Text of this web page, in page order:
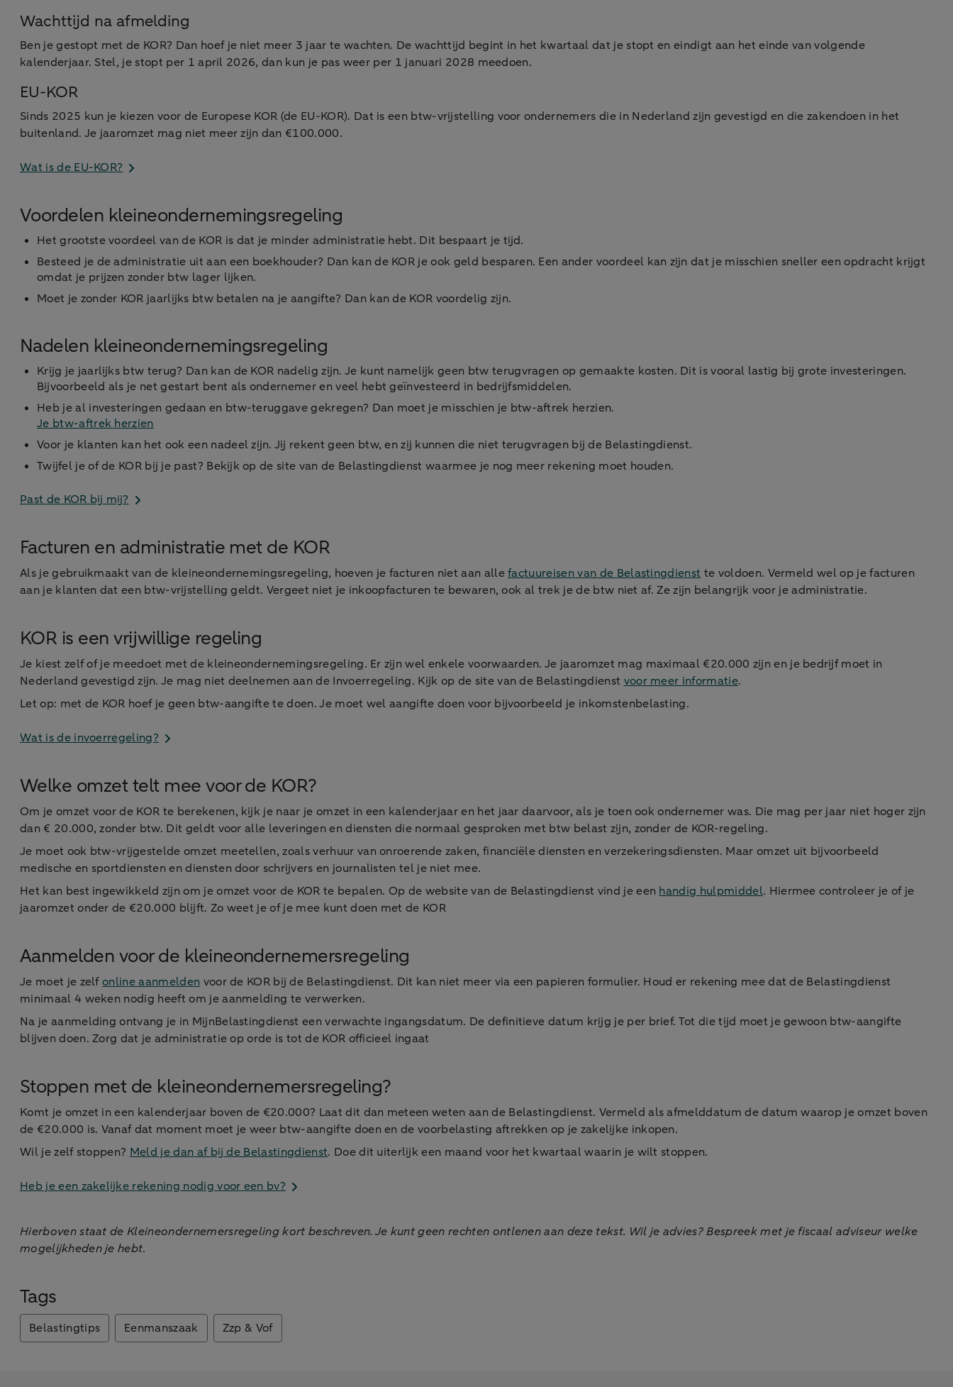
Wachttijd na afmelding
Ben je gestopt met de KOR? Dan hoef je niet meer 3 jaar te wachten. De wachttijd begint in het kwartaal dat je stopt en eindigt aan het einde van volgende
kalenderjaar. Stel, je stopt per 1 april 2026, dan kun je pas weer per 1 januari 2028 meedoen.
EU-KOR
Sinds 2025 kun je kiezen voor de Europese KOR (de EU-KOR). Dat is een btw-vrijstelling voor ondernemers die in Nederland zijn gevestigd en die zakendoen in het
buitenland. Je jaaromzet mag niet meer zijn dan €100.000.
Wat is de EU-KOR?
Voordelen kleineondernemingsregeling
Het grootste voordeel van de KOR is dat je minder administratie hebt. Dit bespaart je tijd.
Besteed je de administratie uit aan een boekhouder? Dan kan de KOR je ook geld besparen. Een ander voordeel kan zijn dat je misschien sneller een opdracht krijgt
omdat je prijzen zonder btw lager lijken.
Moet je zonder KOR jaarlijks btw betalen na je aangifte? Dan kan de KOR voordelig zijn.
Nadelen kleineondernemingsregeling
Krijg je jaarlijks btw terug? Dan kan de KOR nadelig zijn. Je kunt namelijk geen btw terugvragen op gemaakte kosten. Dit is vooral lastig bij grote investeringen.
Bijvoorbeeld als je net gestart bent als ondernemer en veel hebt geïnvesteerd in bedrijfsmiddelen.
Heb je al investeringen gedaan en btw-teruggave gekregen? Dan moet je misschien je btw-aftrek herzien.
Je btw-aftrek herzien
Voor je klanten kan het ook een nadeel zijn. Jij rekent geen btw, en zij kunnen die niet terugvragen bij de Belastingdienst.
Twijfel je of de KOR bij je past? Bekijk op de site van de Belastingdienst waarmee je nog meer rekening moet houden.
Past de KOR bij mij?
Facturen en administratie met de KOR
Als je gebruikmaakt van de kleineondernemingsregeling, hoeven je facturen niet aan allefactuureisen van de Belastingdienst te voldoen. Vermeld wel op je facturen
aan je klanten dat een btw-vrijstelling geldt. Vergeet niet je inkoopfacturen te bewaren, ook al trek je de btw niet af. Ze zijn belangrijk voor je administratie.
KOR is een vrijwillige regeling
Je kiest zelf of je meedoet met de kleineondernemingsregeling. Er zijn wel enkele voorwaarden. Je jaaromzet mag maximaal €20.000 zijn en je bedrijf moet in
Nederland gevestigd zijn. Je mag niet deelnemen aan de Invoerregeling. Kijk op de site van de Belastingdienst voor meer informatie.
Let op: met de KOR hoef je geen btw-aangifte te doen. Je moet wel aangifte doen voor bijvoorbeeld je inkomstenbelasting.
Wat is de invoerregeling?
Welke omzet telt mee voor de KOR?
Om je omzet voor de KOR te berekenen, kijk je naar je omzet in een kalenderjaar en het jaar daarvoor, als je toen ook ondernemer was. Die mag per jaar niet hoger zijn
dan € 20.000, zonder btw. Dit geldt voor alle leveringen en diensten die normaal gesproken met btw belast zijn, zonder de KOR-regeling.
Je moet ook btw-vrijgestelde omzet meetellen, zoals verhuur van onroerende zaken, financiële diensten en verzekeringsdiensten. Maar omzet uit bijvoorbeeld
medische en sportdiensten en diensten door schrijvers en journalisten tel je niet mee.
Het kan best ingewikkeld zijn om je omzet voor de KOR te bepalen. Op de website van de Belastingdienst vind je een handig hulpmiddel. Hiermee controleer je of je
jaaromzet onder de €20.000 blijft. Zo weet je of je mee kunt doen met de KOR
Aanmelden voor de kleineondernemersregeling
Je moet je zelfonline aanmelden voor de KOR bij de Belastingdienst. Dit kan niet meer via een papieren formulier. Houd er rekening mee dat de Belastingdienst
minimaal 4 weken nodig heeft om je aanmelding te verwerken.
Na je aanmelding ontvang je in MijnBelastingdienst een verwachte ingangsdatum. De definitieve datum krijg je per brief. Tot die tijd moet je gewoon btw-aangifte
blijven doen. Zorg dat je administratie op orde is tot de KOR officieel ingaat
Stoppen met de kleineondernemersregeling?
Komt je omzet in een kalenderjaar boven de €20.000? Laat dit dan meteen weten aan de Belastingdienst. Vermeld als afmelddatum de datum waarop je omzet boven
de €20.000 is. Vanaf dat moment moet je weer btw-aangifte doen en de voorbelasting aftrekken op je zakelijke inkopen.
Wil je zelf stoppen? Meld je dan af bij de Belastingdienst. Doe dit uiterlijk een maand voor het kwartaal waarin je wilt stoppen.
Heb je een zakelijke rekening nodig voor een bv?
Hierboven staat de Kleineondernemersregeling kort beschreven. Je kunt geen rechten ontlenen aan deze tekst. Wil je advies? Bespreek met je fiscaal adviseur welke
mogelijkheden je hebt.
Tags
Belastingtips Eenmanszaak Zzp & Vof